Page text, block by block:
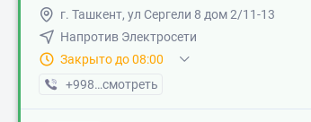
г. Ташкент, ул Сергели 8 дом 2/11-13
Напротив Электросети
Закрыто до 08:00
+998 (97) XXX-XX-XX
смотреть